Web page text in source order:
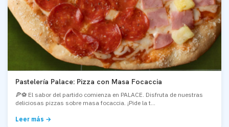
Pastelería Palace: Pizza con Masa Focaccia
🍕⚽ El sabor del partido comienza en PALACE. Disfruta de nuestras
deliciosas pizzas sobre masa focaccia. ¡Pide la t...
Leer más →